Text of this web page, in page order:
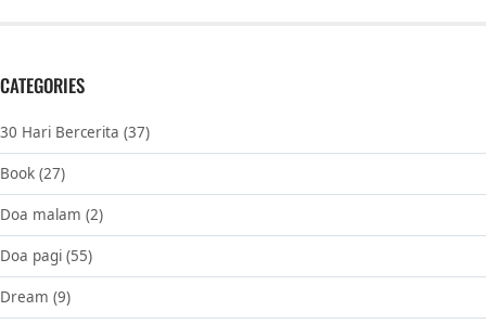
CATEGORIES
30 Hari Bercerita (37)
Book (27)
Doa malam (2)
Doa pagi (55)
Dream (9)